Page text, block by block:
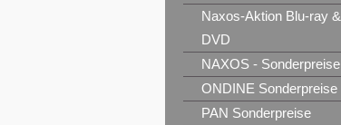
Naxos-Aktion Blu-ray &
DVD
NAXOS - Sonderpreise
ONDINE Sonderpreise
PAN Sonderpreise